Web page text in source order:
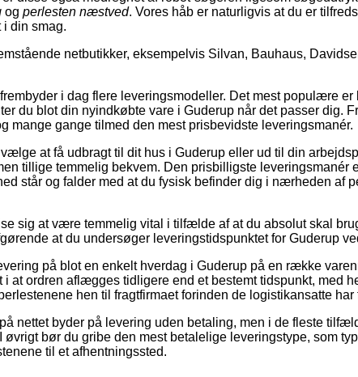
og perlesten næstved. Vores håb er naturligvis at du er
i din smag.
netbutikker, eksempelvis Silvan, Bauhaus,
i dag flere leveringsmodeller. Det mest populære
du blot din nyindkøbte vare i Guderup når det passer dig.
mange gange tilmed den mest prisbevidste leveringsmanér.
at få udbragt til dit hus i Guderup eller ud til din
tillige temmelig bekvem. Den prisbilligste leveringsmanér
står og falder med at du fysisk befinder dig i nærheden af
sig at være temmelig vital i tilfælde af at du absolut skal
at du undersøger leveringstidspunktet for Guderup
på blot en enkelt hverdag i Guderup på en række
i at ordren aflægges tidligere end et bestemt tidspunkt, med
hen til fragtfirmaet forinden de logistikansatte har
nettet byder på levering uden betaling, men i de fleste
øvrigt bør du gribe den mest betalelige leveringstype, som
til et afhentningssted.